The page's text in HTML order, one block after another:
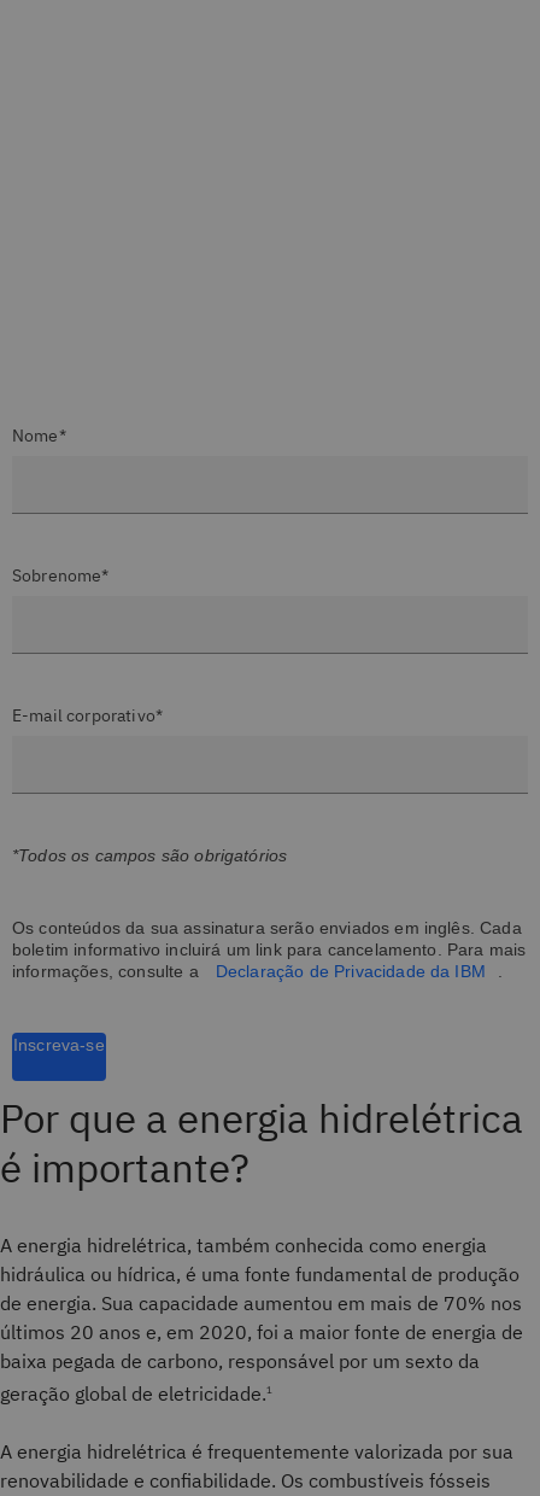
Nome*
Sobrenome*
E-mail corporativo*
*Todos os campos são obrigatórios
Os conteúdos da sua assinatura serão enviados em inglês. Cada
boletim informativo incluirá um link para cancelamento. Para mais
informações, consulte a
Declaração de Privacidade da IBM
Inscreva-se
Por que a energia hidrelétrica
é importante?
A energia hidrelétrica, também conhecida como energia
hidráulica ou hídrica, é uma fonte fundamental de produção
de energia. Sua capacidade aumentou em mais de 70% nos
últimos 20 anos e, em 2020, foi a maior fonte de energia de
baixa pegada de carbono, responsável por um sexto da
geração global de eletricidade.1
A energia hidrelétrica é frequentemente valorizada por sua
renovabilidade e confiabilidade. Os combustíveis fósseis